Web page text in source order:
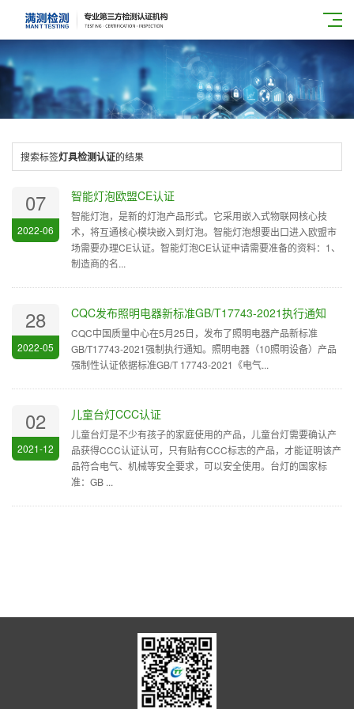
搜索标签灯具检测认证的结果
07
2022-06
智能灯泡欧盟CE认证
智能灯泡，是新的灯泡产品形式。它采用嵌入式物联网核心技
术，将互通核心模块嵌入到灯泡。智能灯泡想要出口进入欧盟市
场需要办理CE认证。智能灯泡CE认证申请需要准备的资料：1、
制造商的名...
28
2022-05
CQC发布照明电器新标准GB/T17743-2021执行通知
CQC中国质量中心在5月25日，发布了照明电器产品新标准
GB/T17743-2021强制执行通知。照明电器（10照明设备）产品
强制性认证依据标准GB/T 17743-2021《电气...
02
2021-12
儿童台灯CCC认证
儿童台灯是不少有孩子的家庭使用的产品，儿童台灯需要确认产
品获得CCC认证认可，只有贴有CCC标志的产品，才能证明该产
品符合电气、机械等安全要求，可以安全使用。台灯的国家标
准：GB ...